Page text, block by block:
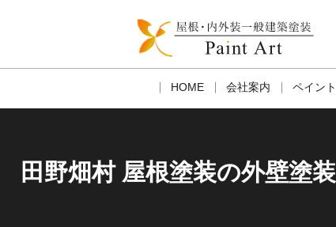
HOME 会社案内 ペイン
田野畑村 屋根塗装の外壁塗